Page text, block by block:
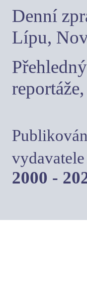
Denní
Lípu,
2000 -